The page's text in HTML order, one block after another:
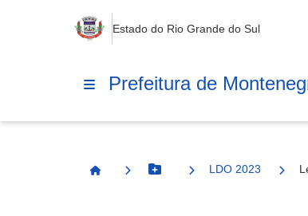
Estado do Rio Grande do Sul
Prefeitura de
Página InicialBotão Menu
LDO 2023